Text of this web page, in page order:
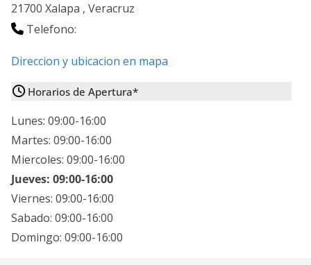
21700 Xalapa , Veracruz
Telefono:
Direccion y ubicacion en mapa
Horarios de Apertura*
Lunes: 09:00-16:00
Martes: 09:00-16:00
Miercoles: 09:00-16:00
Jueves: 09:00-16:00
Viernes: 09:00-16:00
Sabado: 09:00-16:00
Domingo: 09:00-16:00